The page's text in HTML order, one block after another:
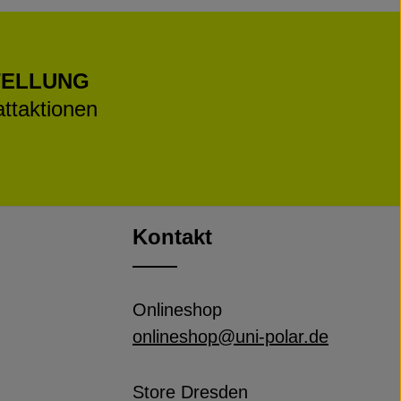
Kontakt
Onlineshop
onlineshop@uni-polar.de
Store Dresden